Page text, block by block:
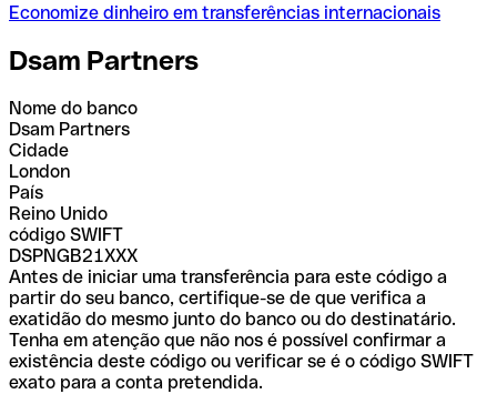
Economize dinheiro em transferências internacionais
Dsam Partners
Nome do banco
Dsam Partners
Cidade
London
País
Reino Unido
código SWIFT
DSPNGB21XXX
Antes de iniciar uma transferência para este código a
partir do seu banco, certifique-se de que verifica a
exatidão do mesmo junto do banco ou do destinatário.
Tenha em atenção que não nos é possível confirmar a
existência deste código ou verificar se é o código SWIFT
exato para a conta pretendida.